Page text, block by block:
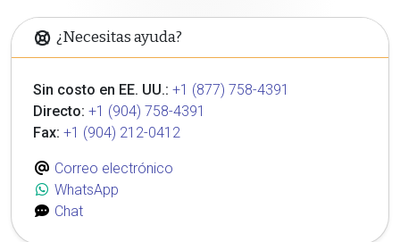
¿Necesitas ayuda?
Sin costo en EE. UU.: +1 (877) 758-4391
Directo: +1 (904) 758-4391
Fax: +1 (904) 212-0412
Correo electrónico
WhatsApp
Chat